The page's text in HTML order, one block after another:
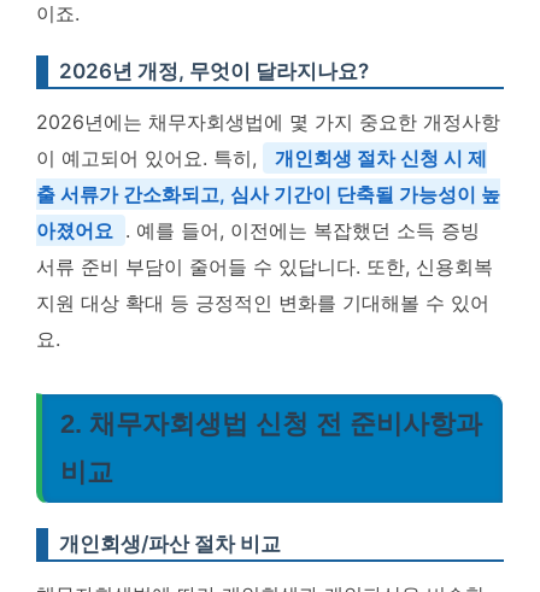
이죠.
2026년 개정, 무엇이 달라지나요?
2026년에는 채무자회생법에 몇 가지 중요한 개정사항
이 예고되어 있어요. 특히,
개인회생 절차 신청 시 제
출 서류가 간소화되고, 심사 기간이 단축될 가능성이 높
아졌어요 . 예를 들어, 이전에는 복잡했던 소득 증빙
서류 준비 부담이 줄어들 수 있답니다. 또한, 신용회복
지원 대상 확대 등 긍정적인 변화를 기대해볼 수 있어
요.
2. 채무자회생법 신청 전 준비사항과
비교
개인회생/파산 절차 비교